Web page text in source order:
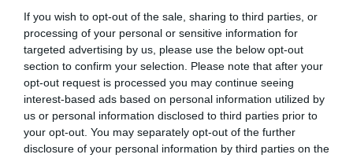
If you wish to opt-out of the sale, sharing to third parties, or
processing of your personal or sensitive information for
targeted advertising by us, please use the below opt-out
section to confirm your selection. Please note that after your
opt-out request is processed you may continue seeing
interest-based ads based on personal information utilized by
us or personal information disclosed to third parties prior to
your opt-out. You may separately opt-out of the further
disclosure of your personal information by third parties on the
tomamos el pulso al sector abordando el tema que ha
marcado la actualidad del sector, además de ofrecer un
recap de los principales contratos de patrocinio
cerrados en España, Europa y Norteamérica en los
últimos 30 días y una entrevista con directores/as de las
principales marcas.Aquí puedes apuntarte gratis
Añadir2Playbookcomo fuente preferida de Google
de forma gratuita
Mantente informado con las últimas noticias de actualidad.